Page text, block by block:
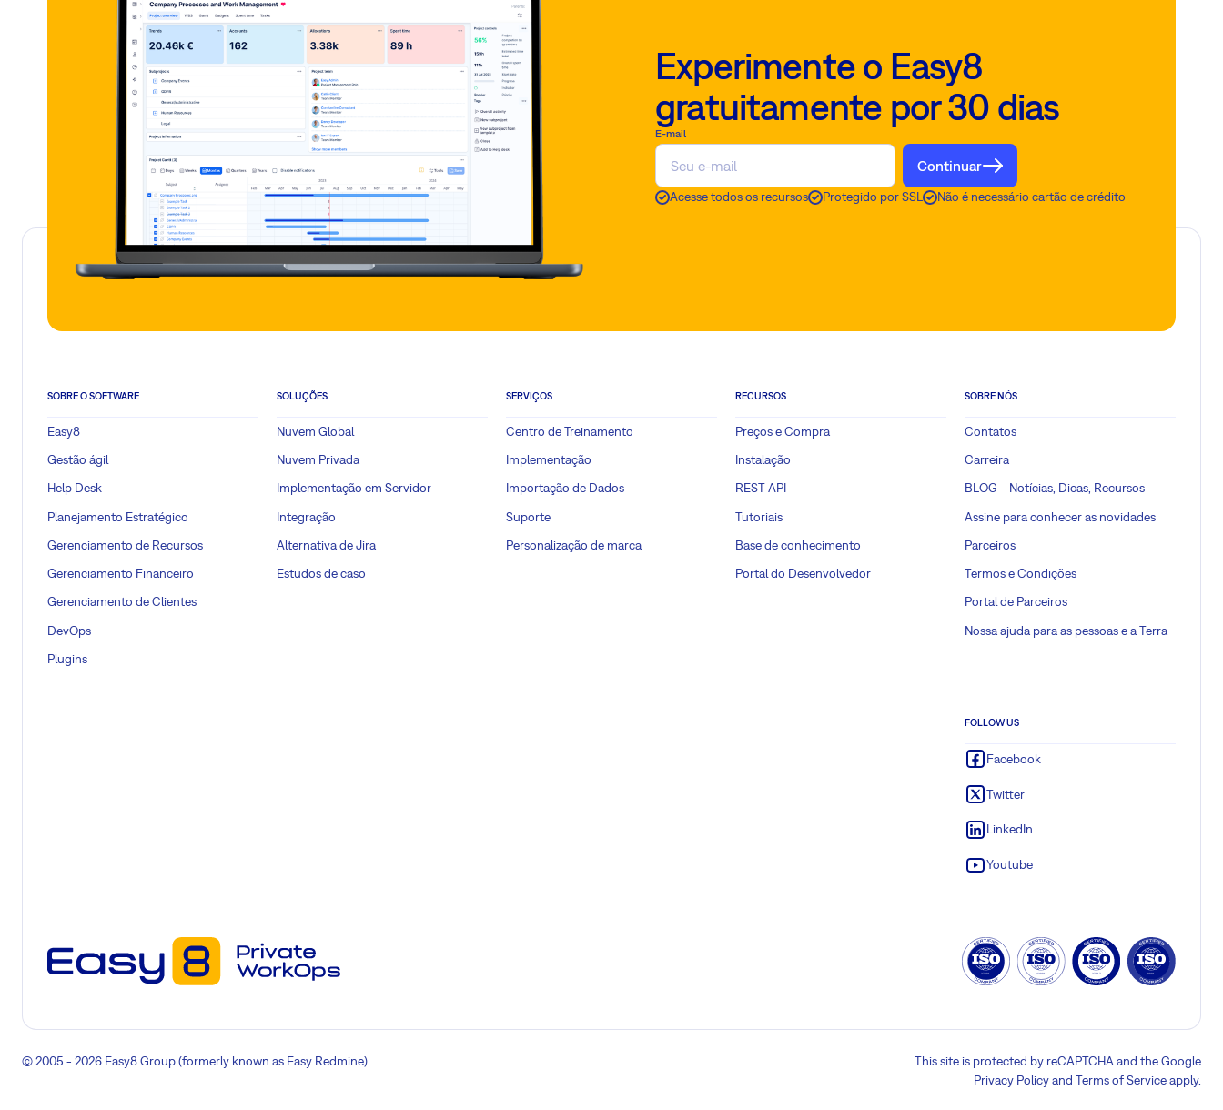
Experimente o Easy8
gratuitamente por 30 dias
E-mail
Continuar
Acesse todos os recursos Protegido por SSL Não é necessário cartão de crédito
SOBRE O SOFTWARE
Easy8
Gestão ágil
Help Desk
Planejamento Estratégico
Gerenciamento de Recursos
Gerenciamento Financeiro
Gerenciamento de Clientes
DevOps
Plugins
SOLUÇÕES
Nuvem Global
Nuvem Privada
Implementação em Servidor
Integração
Alternativa de Jira
Estudos de caso
SERVIÇOS
Centro de Treinamento
Implementação
Importação de Dados
Suporte
Personalização de marca
RECURSOS
Preços e Compra
Instalação
REST API
Tutoriais
Base de conhecimento
Portal do Desenvolvedor
SOBRE NÓS
Contatos
Carreira
BLOG – Notícias, Dicas, Recursos
Assine para conhecer as novidades
Parceiros
Termos e Condições
Portal de Parceiros
Nossa ajuda para as pessoas e a Terra
FOLLOW US
Facebook
Twitter
LinkedIn
Youtube
© 2005 - 2026 Easy8 Group (formerly known as Easy Redmine)
This site is protected by reCAPTCHA and the Google
Privacy Policyand Terms of Serviceapply.